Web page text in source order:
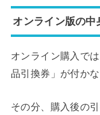
オンライン版の中
オンライン購入で
品引換券」が付かな
その分、購入後の